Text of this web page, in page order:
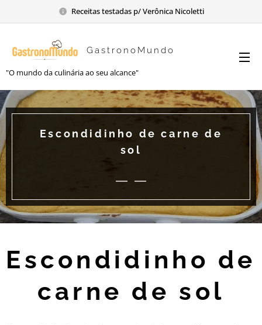
Receitas testadas p/ Verônica Nicoletti
GastronoMundo
"O mundo da culinária ao seu alcance"
Escondidinho de carne de
sol
Escondidinho de
carne de sol